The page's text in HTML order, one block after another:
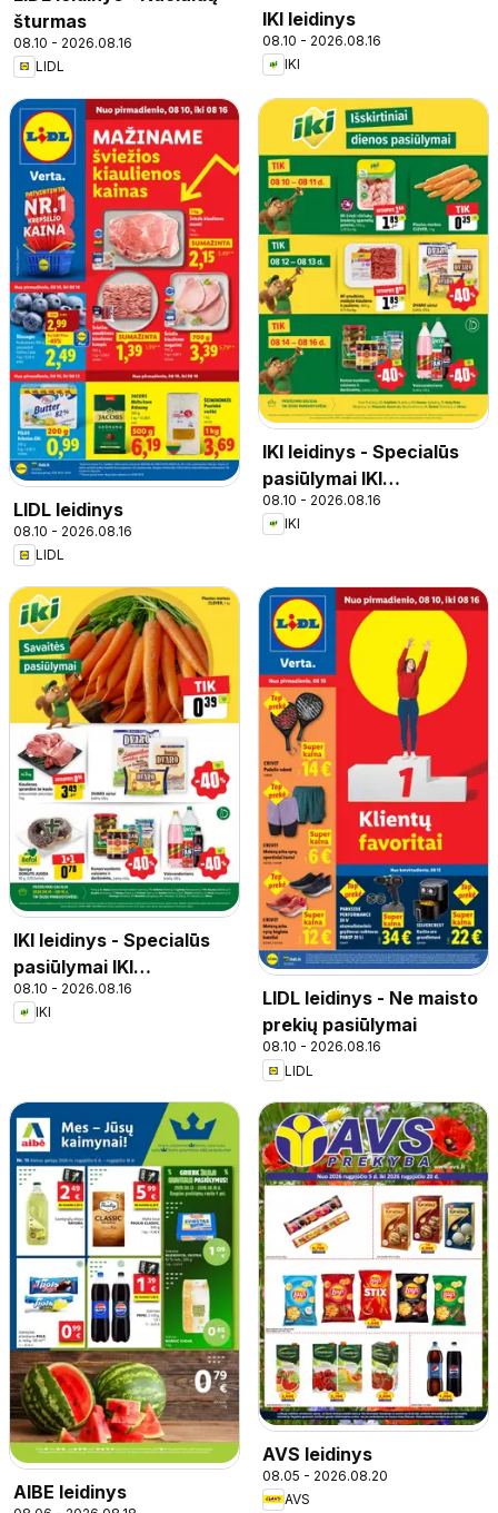
šturmas
08.10 - 2026.08.16
LIDL
IKI leidinys
08.10 - 2026.08.16
IKI
LIDL leidinys
08.10 - 2026.08.16
LIDL
IKI leidinys - Specialūs
pasiūlymai IKI
parduotuvės klientams
08.10 - 2026.08.16
IKI
IKI leidinys - Specialūs
pasiūlymai IKI
parduotuvės klientams
08.10 - 2026.08.16
IKI
LIDL leidinys - Ne maisto
prekių pasiūlymai
08.10 - 2026.08.16
LIDL
AIBE leidinys
AVS leidinys
08.05 - 2026.08.20
AVS